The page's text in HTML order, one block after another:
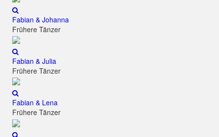
Fabian & Johanna
Frühere Tänzer
Fabian & Julia
Frühere Tänzer
Fabian & Lena
Frühere Tänzer